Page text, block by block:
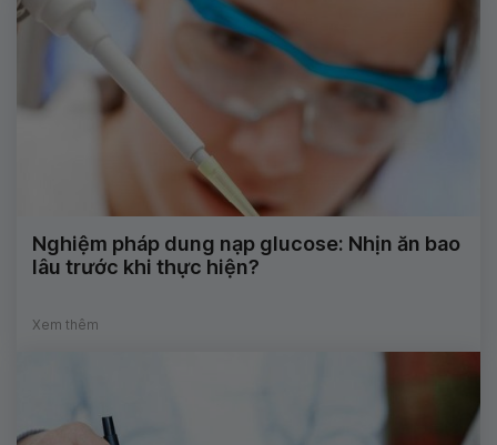
Nghiệm pháp dung nạp glucose: Nhịn ăn bao
lâu trước khi thực hiện?
Xem thêm